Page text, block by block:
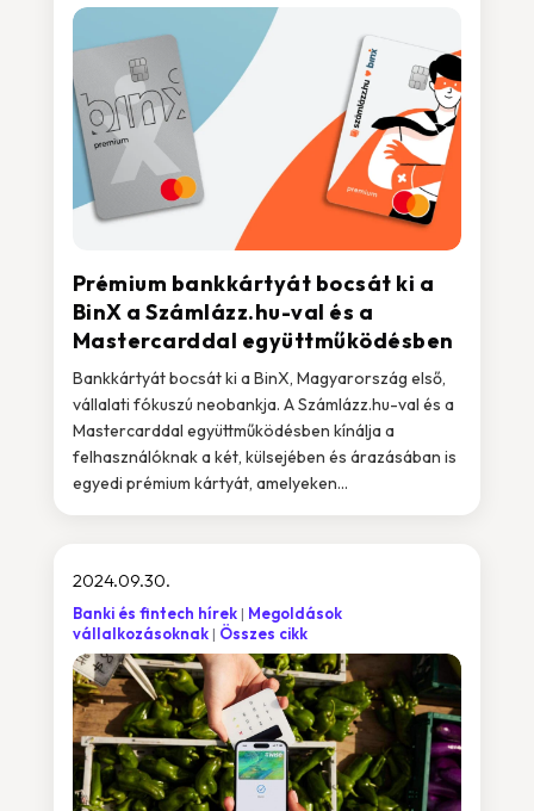
Prémium bankkártyát bocsát ki a
BinX a Számlázz.hu-val és a
Mastercarddal együttműködésben
Bankkártyát bocsát ki a BinX, Magyarország első,
vállalati fókuszú neobankja. A Számlázz.hu-val és a
Mastercarddal együttműködésben kínálja a
felhasználóknak a két, külsejében és árazásában is
egyedi prémium kártyát, amelyeken...
2024.09.30.
Banki és fintech hírek
Megoldások
vállalkozásoknak
Összes cikk